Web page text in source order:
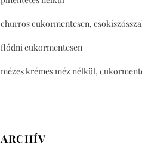
churros cukormentesen,
flódni cukormentesen
mézes krémes méz nélkül,
ARCHÍV